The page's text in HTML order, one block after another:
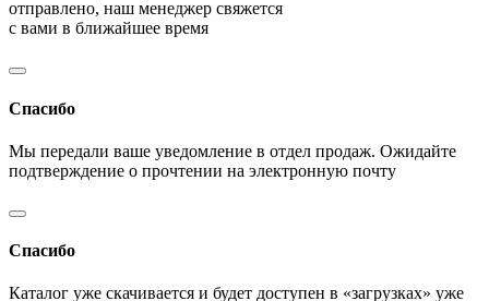
отправлено, наш менеджер свяжется
с вами в ближайшее время
Спасибо
Мы передали ваше уведомление в отдел продаж. Ожидайте
подтверждение о прочтении на электронную почту
Спасибо
Каталог уже скачивается и будет доступен в «загрузках» уже